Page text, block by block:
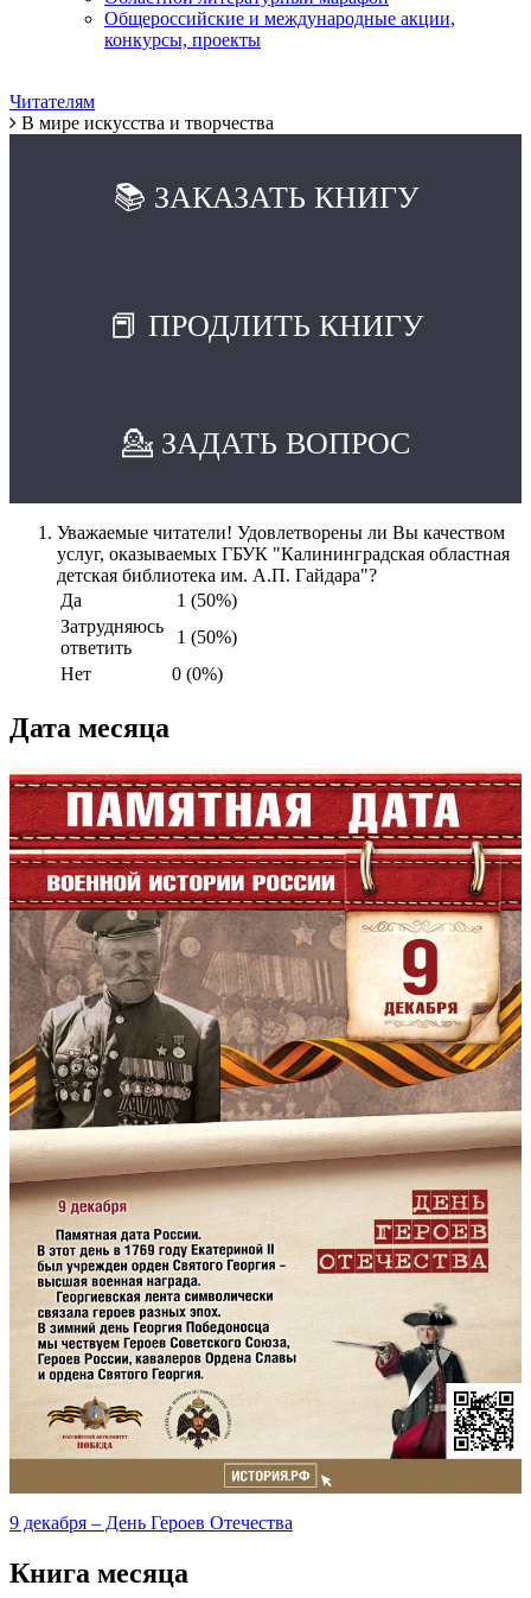
Общероссийские и международные акции,
конкурсы, проекты
Читателям
В мире искусства и творчества
📚 ЗАКАЗАТЬ КНИГУ
📕 ПРОДЛИТЬ КНИГУ
💁 ЗАДАТЬ ВОПРОС
Уважаемые читатели! Удовлетворены ли Вы качеством
услуг, оказываемых ГБУК "Калининградская областная
детская библиотека им. А.П. Гайдара"?
Да
1 (50%)
Затрудняюсь
ответить
1 (50%)
Нет
0 (0%)
Дата месяца
9 декабря – День Героев Отечества
Книга месяца